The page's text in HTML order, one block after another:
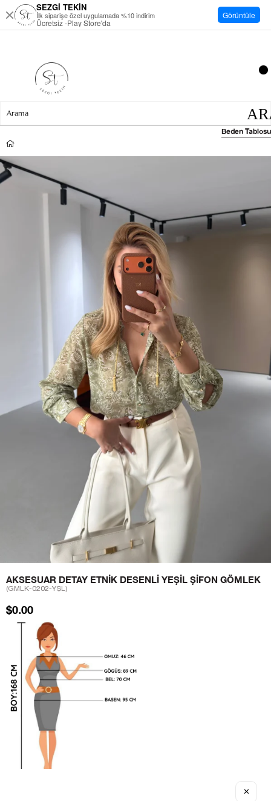
AKSESUAR DETAY ETNIK DESENLI YEŞIL ŞIFON GÖMLEK
(GMLK-0202-YŞL)
$0.00
Beden Tablosu
SEZGİ TEKİN
İlk siparişe özel uygulamada %10 indirim
Ücretsiz -Play Store'da
Görüntüle
✕